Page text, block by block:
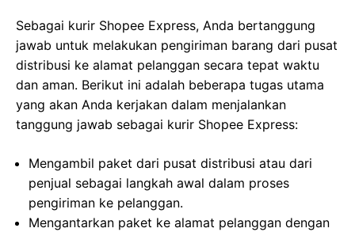
Sebagai kurir Shopee Express, Anda bertanggung
jawab untuk melakukan pengiriman barang dari pusat
distribusi ke alamat pelanggan secara tepat waktu
dan aman. Berikut ini adalah beberapa tugas utama
yang akan Anda kerjakan dalam menjalankan
tanggung jawab sebagai kurir Shopee Express:
Mengambil paket dari pusat distribusi atau dari
penjual sebagai langkah awal dalam proses
pengiriman ke pelanggan.
Mengantarkan paket ke alamat pelanggan dengan